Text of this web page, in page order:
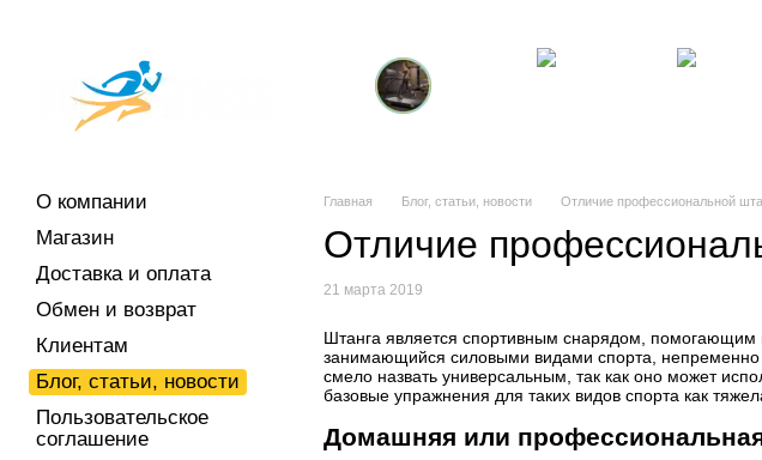
Главная Блог, статьи, новости Отличие профессиональной
Отличие
21 марта 2019
Штанга является спортивным снарядом, помогающим
занимающийся силовыми видами спорта, непременно
смело назвать универсальным, так как оно может
базовые упражнения для таких видов спорта как
Домашняя или
О компании
Магазин
Доставка и оплата
Обмен и возврат
Клиентам
Блог, статьи, новости
Пользовательское
соглашение